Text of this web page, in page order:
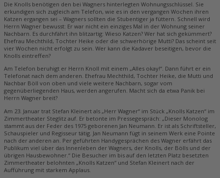
Die Knolls benötigen den bei Wagners hinterlegten Wohnungsschlüssel. Sie
erkundigen sich zugleich am Telefon, wie es in den vergangen Wochen ihren
Katzen ergangen sei – Wagners sollten die Stubentiger ja füttern. Schnell wird
Herrn Wagner bewusst: Er war nicht ein einziges Mal in der Wohnung seiner
Nachbarn. Es durchfährt ihn blitzartig: Wieso Katzen? Wer hat sich gekümmert?
Ehefrau Mechthild, Tochter Heike oder die schwerhörige Mutti? Das scheint seit
vier Wochen nicht erfolgt zu sein. Wer kann die Kadaver beseitigen, bevor die
Knolls eintreffen?
Am Telefon beruhigt er Herrn Knoll mit einem „Alles okay!“. Dann führt er ein
Telefonat nach dem anderen. Ehefrau Mechthild, Tochter Heike, die Mutti und
Nachbar Böll von oben und viele weitere Nachbarn, sogar vom
gegenüberliegenden Haus, werden angerufen. Macht sich da etwa Panik bei
Herrn Wagner breit?
Am 23. Januar trat Stefan Kleinert als „Herr Wagner“ im Stück „Knolls Katzen“ im
Zimmertheater Steglitz auf. Er betonte im Pressegespräch: „Dieser Monolog
stammt aus der Feder des 1975 geborenen Jan Neumann. Er ist als Schriftsteller,
Schauspieler und Regisseur tätig. Jan Neumann fügt in seinem Werk eine Pointe
nach der anderen an. Per geführten Handygesprächen des Wagner erfährt das
Publikum viel über das Innenleben der Wagners, der Knolls, der Bölls und der
übrigen Hausbewohner.“ Die Besucher im bis auf den letzten Platz besetzten
Zimmertheater belohnten „Knolls Katzen“ und Stefan Kleinert nach der
Aufführung mit starkem Applaus.